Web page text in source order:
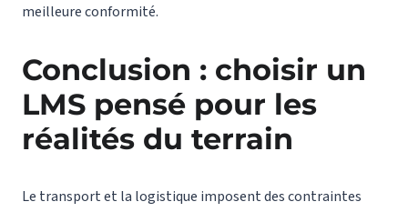
meilleure conformité.
Conclusion : choisir un
LMS pensé pour les
réalités du terrain
Le transport et la logistique imposent des contraintes